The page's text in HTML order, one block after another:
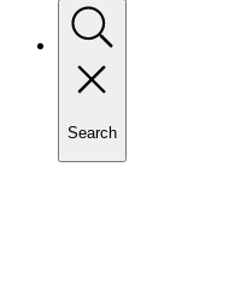
Search
Toggle